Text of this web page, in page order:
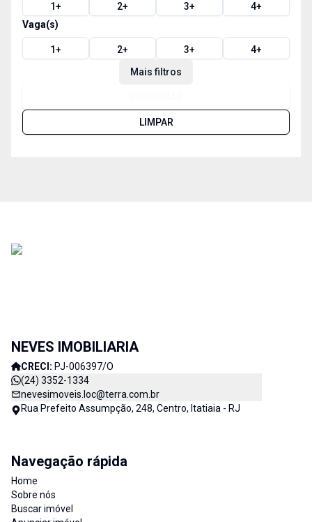
1+ 2+ 3+ 4+
Vaga(s)
1+ 2+ 3+ 4+
Mais filtros
LIMPAR
NEVES IMOBILIARIA
CRECI: PJ-006397/O
(24) 3352-1334
nevesimoveis.loc@terra.com.br
Rua Prefeito Assumpção, 248, Centro, Itatiaia - RJ
Navegação rápida
Home
Sobre nós
Buscar imóvel